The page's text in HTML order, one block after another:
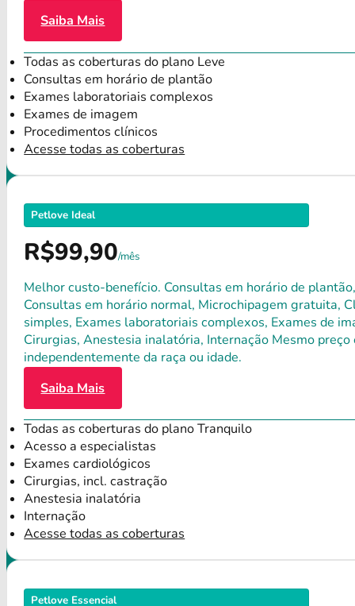
Saiba Mais
Todas as coberturas do plano Leve
Consultas em horário de plantão
Exames laboratoriais complexos
Exames de imagem
Procedimentos clínicos
Acesse todas as coberturas
Petlove Ideal
R$99,90/mês
Melhor custo-benefício. Consultas em horário de
Consultas em horário normal, Microchipagem gratuita,
simples, Exames laboratoriais complexos, Exames de
Cirurgias, Anestesia inalatória, Internação Mesmo
independentemente da raça ou idade.
Saiba Mais
Todas as coberturas do plano Tranquilo
Acesso a especialistas
Exames cardiológicos
Cirurgias, incl. castração
Anestesia inalatória
Internação
Acesse todas as coberturas
Petlove Essencial